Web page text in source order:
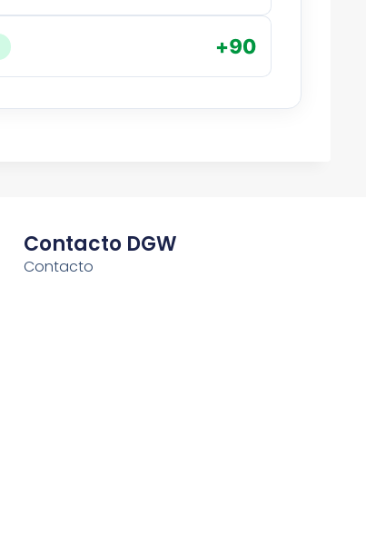
+90
Contacto DGW
Contacto